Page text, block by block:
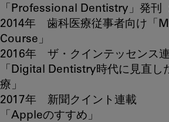
「Professional Dentistry」発刊
2014年 歯科医療従事者向け「
Course」
2016年 ザ・クインテッセンス
「Digital Dentistry時代に見直し
療」
2017年 新聞クイント連載
「Appleのすすめ」